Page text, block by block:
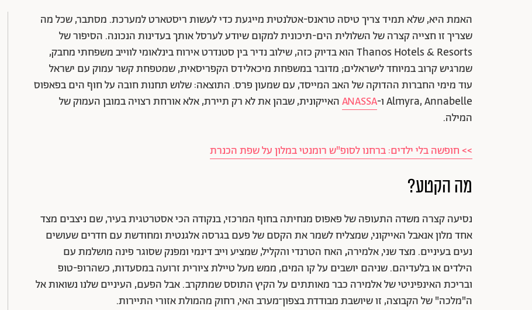
האמת היא, שלא תמיד צריך טיסה טראנס-אטלנטית מייגעת כדי לעשות ריסטארט למערכת. מסתבר, שכל מה
שצריך זו חצייה קצרה של השלולית הים-תיכונית למקום שיודע לערסל אותך בעדינות הנכונה. הסיפור של
Thanos Hotels & Resorts הוא בדיוק כזה, שילוב נדיר בין סטנדרט אירוח בינלאומי לווייב משפחתי מחבק,
שמרגיש קרוב במיוחד לישראלים; מדובר במשפחת מיכאלידס הקפריסאית, שמטפחת קשר עמוק עם ישראל
עוד מימי החברות ההדוקה של האב המייסד, עם שמעון פרס. התוצאה: שלוש תחנות חובה על חוף הים בפאפוס
Almyra, Annabelle ו-
ANASSAהאייקונית, שבהן את לא רק תיירת, אלא אורחת רצויה במובן העמוק של
המילה.
>> חופשה בלי ילדים: ברחנו לסופ"ש רומנטי במלון על שפת הכנרת
מה הקטע?
נסיעה קצרה משדה התעופה של פאפוס מנחיתה בחוף המרכזי, בנקודה הכי אסטרטגית בעיר, שם ניצבים מצד
אחד מלון אנאבל האייקוני, שמצליח לשמר את הקסם של פעם בגרסה אלגנטית ומחודשת עם חדרים שעושים
נעים בעיניים. מצד שני, אלמירה,האח הטרנדי והקליל, שמציע וייב דינמי ומפנק שסוגר פינה מושלמת עם
הילדים או בלעדיהם. שניהם יושבים על קו המים, ממש מעל טיילת ציורית זרועה במסעדות, כשהרופ-טופ
ובריכת האינפיניטי של אלמירה כבר מאותתים על הקיץ התוסס שמתקרב. אבל הפעם, העיניים שלנו נשואות אל
ה"מלכה" של הקבוצה, זו שיושבת מבודדת בצפון־מערב האי, רחוק מהמולת אזורי התיירות.